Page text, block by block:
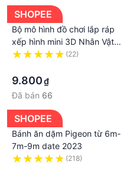
SHOPEE
Bộ mô hình đồ chơi lắp ráp
xếp hình mini 3D Nhân Vật
Hoạt Hình Toy Story - Tiệm
(22)
9.800₫
Đã bán 66
SHOPEE
Bánh ăn dặm Pigeon từ 6m-
7m-9m date 2023
(218)